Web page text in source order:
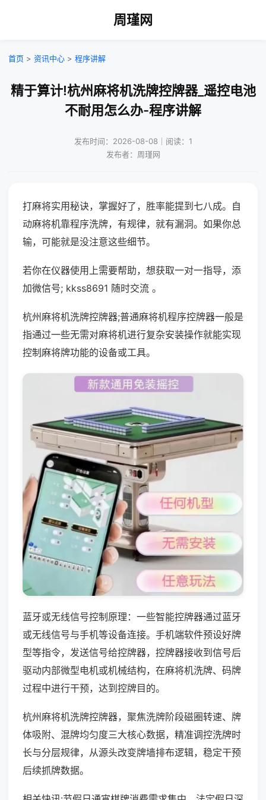
周瑾网
首页 > 资讯中心 > 程序讲解
精于算计!杭州麻将机洗牌控牌器_遥控电池
不耐用怎么办-程序讲解
发布时间：2026-08-08｜阅读：1
发布者：周瑾网
打麻将实用秘诀，掌握好了，胜率能提到七八成。自
动麻将机靠程序洗牌，有规律，就有漏洞。如果你总
输，可能就是没注意这些细节。
若你在仪器使用上需要帮助，想获取一对一指导，添
加微信号; kkss8691 随时交流 。
杭州麻将机洗牌控牌器;普通麻将机程序控牌器一般是
指通过一些无需对麻将机进行复杂安装操作就能实现
控制麻将牌功能的设备或工具。
蓝牙或无线信号控制原理：一些智能控牌器通过蓝牙
或无线信号与手机等设备连接。手机端软件预设好牌
型等指令，发送信号给控牌器，控牌器接收到信号后
驱动内部微型电机或机械结构，在麻将机洗牌、码牌
过程中进行干预，达到控牌目的。
杭州麻将机洗牌控牌器，聚焦洗牌阶段磁圈转速、牌
体吸附、混牌均匀度三大核心数据，精准调控洗牌时
长与分层规律，从源头改变牌墙排布逻辑，稳定干预
后续抓牌数据。